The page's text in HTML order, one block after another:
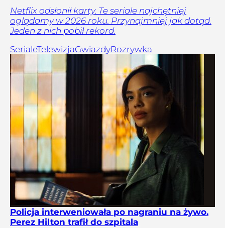
Netflix odsłonił karty. Te seriale najchętniej
oglądamy w 2026 roku. Przynajmniej jak dotąd.
Jeden z nich pobił rekord.
SerialeTelewizjaGwiazdyRozrywka
Policja interweniowała po nagraniu na żywo.
Perez Hilton trafił do szpitala